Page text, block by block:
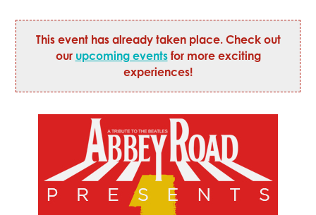
This event has already taken place. Check out
our upcoming eventsfor more exciting
experiences!